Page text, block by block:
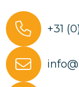
+31